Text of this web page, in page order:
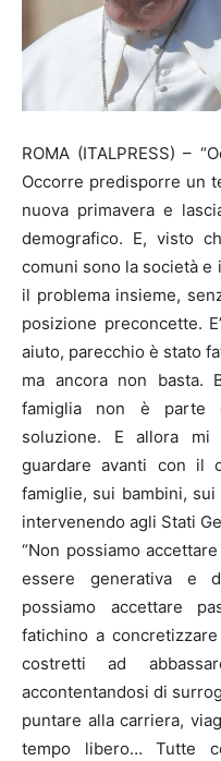
ROMA (ITALPRESS) –
Occorre predisporre un
nuova primavera e
demografico. E, visto
comuni sono la società
il problema insieme,
posizione preconcette.
aiuto, parecchio è stato
ma ancora non basta.
famiglia non è parte
soluzione. E allora mi
guardare avanti con il
famiglie, sui bambini, sui
intervenendo agli Stati
“Non possiamo
essere generativa e
possiamo accettare
fatichino a
costretti ad
accontentandosi di
puntare alla carriera,
tempo libero… Tutte